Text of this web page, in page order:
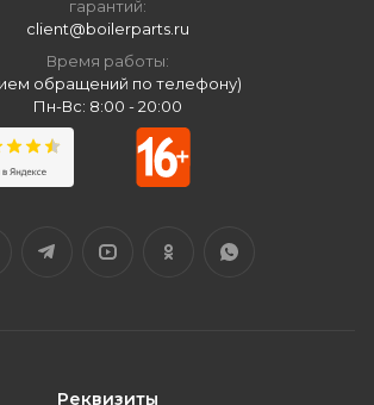
гарантий:
client@boilerparts.ru
Время работы:
обращений по телефону)
Пн-Вс: 8:00 - 20:00
Реквизиты